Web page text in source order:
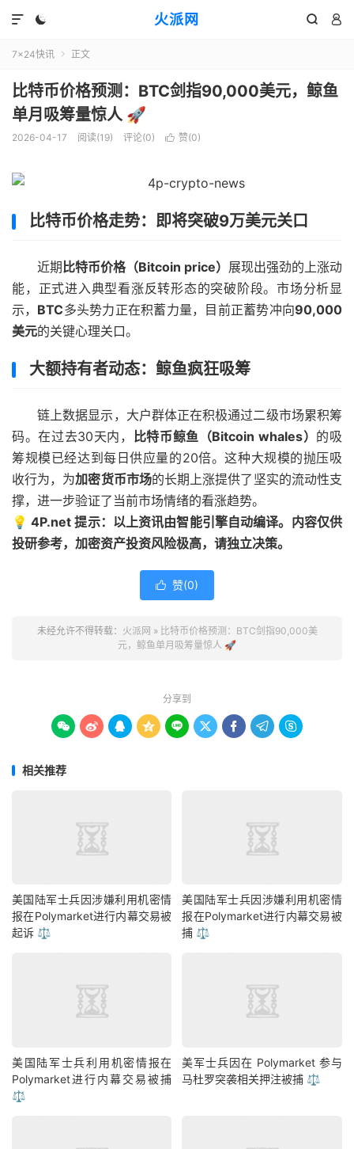
火派网
  

7×24快讯  正文
比特币价格预测：BTC剑指90,000美元，鲸鱼
单月吸筹量惊人 🚀
2026-04-17 阅读(19) 评论(0)  赞(0)
比特币价格走势：即将突破9万美元关口
近期比特币价格（Bitcoin price） 展现出强劲的上涨动
能，正式进入典型看涨反转形态的突破阶段。市场分析显
示， BTC多头势力正在积蓄力量，目前正蓄势冲向90,000
美元的关键心理关口。
大额持有者动态：鲸鱼疯狂吸筹
链上数据显示，大户群体正在积极通过二级市场累积筹
码。在过去30天内， 比特币鲸鱼（Bitcoin whales） 的吸
筹规模已经达到每日供应量的20倍。这种大规模的抛压吸
收行为，为加密货币市场的长期上涨提供了坚实的流动性支
撑，进一步验证了当前市场情绪的看涨趋势。
💡 4P.net 提示：以上资讯由智能引擎自动编译。内容仅供
投研参考，加密资产投资风险极高，请独立决策。
 赞(0)
未经允许不得转载： 火派网 » 比特币价格预测：BTC剑指90,000美
元，鲸鱼单月吸筹量惊人 🚀
分享到
        
相关推荐
美国陆军士兵因涉嫌利用机密情
报在Polymarket进行内幕交易被
起诉 ⚖️
美国陆军士兵因涉嫌利用机密情
报在Polymarket进行内幕交易被
捕 ⚖️
美国陆军士兵利用机密情报在
Polymarket进行内幕交易被捕
⚖️
美军士兵因在 Polymarket 参与
马杜罗突袭相关押注被捕 ⚖️